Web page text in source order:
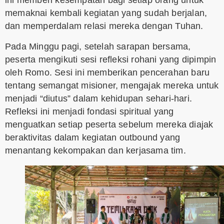
memaknai kembali kegiatan yang sudah berjalan,
dan memperdalam relasi mereka dengan Tuhan.
Pada Minggu pagi, setelah sarapan bersama,
peserta mengikuti sesi refleksi rohani yang dipimpin
oleh Romo. Sesi ini memberikan pencerahan baru
tentang semangat misioner, mengajak mereka untuk
menjadi “diutus” dalam kehidupan sehari-hari.
Refleksi ini menjadi fondasi spiritual yang
menguatkan setiap peserta sebelum mereka diajak
beraktivitas dalam kegiatan outbound yang
menantang kekompakan dan kerjasama tim.